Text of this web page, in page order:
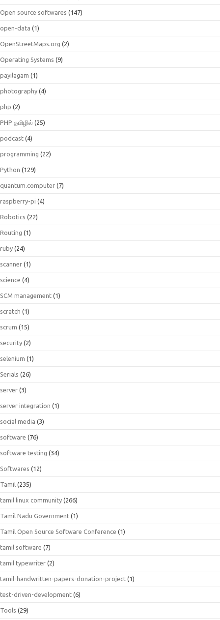
Open source softwares (147)
open-data (1)
OpenStreetMaps.org (2)
Operating Systems (9)
payilagam (1)
photography (4)
php (2)
PHP தமிழில் (25)
podcast (4)
programming (22)
Python (129)
quantum.computer (7)
raspberry-pi (4)
Robotics (22)
Routing (1)
ruby (24)
scanner (1)
science (4)
SCM management (1)
scratch (1)
scrum (15)
security (2)
selenium (1)
Serials (26)
server (3)
server integration (1)
social media (3)
software (76)
software testing (34)
Softwares (12)
Tamil (235)
tamil linux community (266)
Tamil Nadu Government (1)
Tamil Open Source Software Conference (1)
tamil software (7)
tamil typewriter (2)
tamil-handwritten-papers-donation-project (1)
test-driven-development (6)
Tools (29)